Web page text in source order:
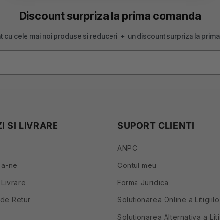
Discount surpriza la prima comanda
cu cele mai noi produse si reduceri + un discount surpriza la
-------------------------------------------------
SI LIVRARE
ne
Retur
SUPORT CLIENTI
ANPC
Contul meu
Forma Juridica
Solutionarea Online a
Solutionarea Alternativa a